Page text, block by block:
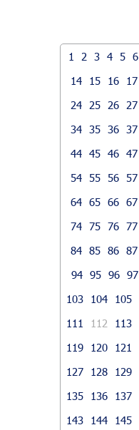
1 2 3 4 5 6
14
15 16 17
24
25 26 27
34 35 36 37
44 45 46 47
54 55 56 57
64 65 66 67
74 75 76 77
84 85 86 87
94 95 96 97
103
104 105
111
112 113
119
120 121
127
128 129
135
136 137
143
144 145